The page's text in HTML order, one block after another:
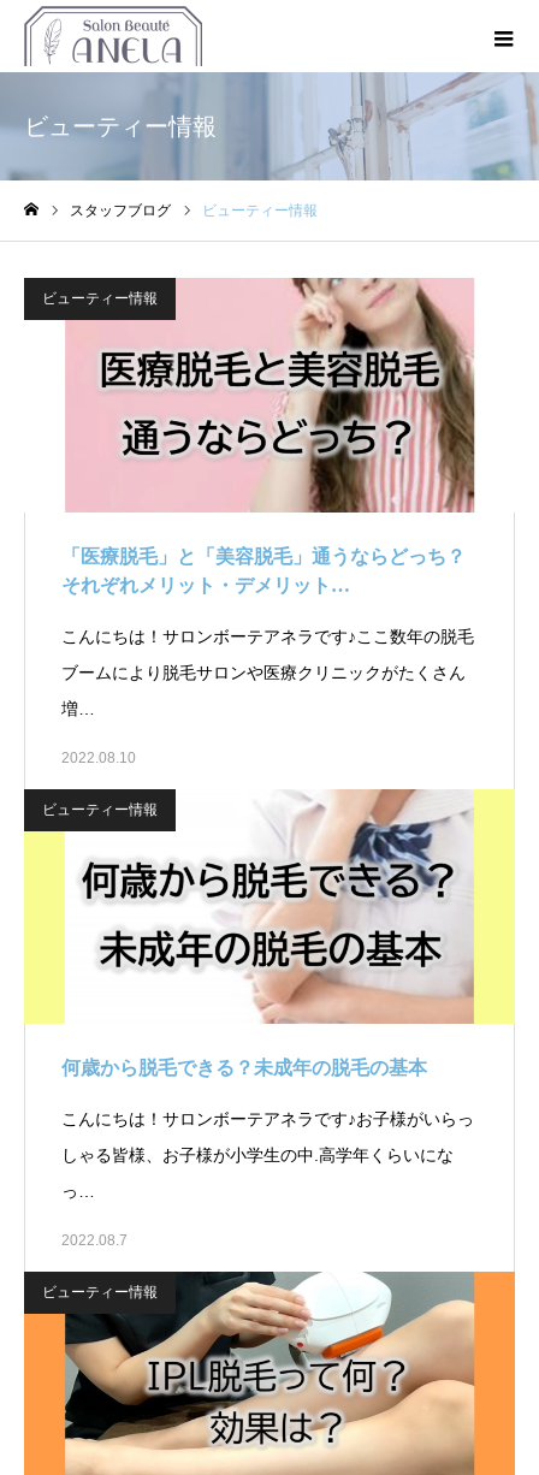
ビューティー情報
スタッフブログ ビューティー情報
ビューティー情報
「医療脱毛」と「美容脱毛」通うならどっち？
それぞれメリット・デメリット…
こんにちは！サロンボーテアネラです♪ここ数年の脱毛
ブームにより脱毛サロンや医療クリニックがたくさん
増…
2022.08.10
ビューティー情報
何歳から脱毛できる？未成年の脱毛の基本
こんにちは！サロンボーテアネラです♪お子様がいらっ
しゃる皆様、お子様が小学生の中.高学年くらいにな
っ…
2022.08.7
ビューティー情報